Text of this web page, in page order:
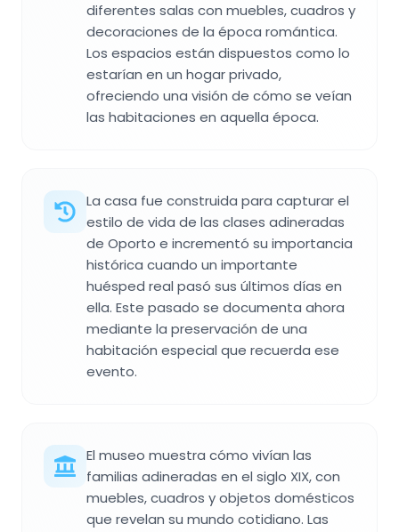
diferentes salas con muebles, cuadros y
decoraciones de la época romántica.
Los espacios están dispuestos como lo
estarían en un hogar privado,
ofreciendo una visión de cómo se veían
las habitaciones en aquella época.
La casa fue construida para capturar el
estilo de vida de las clases adineradas
de Oporto e incrementó su importancia
histórica cuando un importante
huésped real pasó sus últimos días en
ella. Este pasado se documenta ahora
mediante la preservación de una
habitación especial que recuerda ese
evento.
El museo muestra cómo vivían las
familias adineradas en el siglo XIX, con
muebles, cuadros y objetos domésticos
que revelan su mundo cotidiano. Las